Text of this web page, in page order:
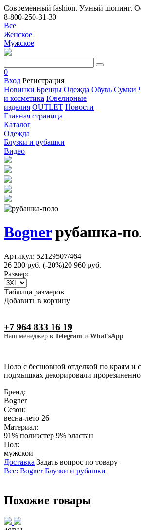
Современный fashion. Умный шопинг.
8-800-250-31-30
Все
Женское
Мужское
0
Вход Регистрация
Новинки Бренды Одежда Обувь Сумки
и косметика Ювелирные
изделия OUTLET Новости
Главная страница
Каталог
Одежда
Блузки и рубашки
Видео
Bognerрубашка-
Артикул: 52129507/464
26 200 руб. (-20%)20 960 руб.
Размер:
Таблица размеров
Добавить в корзину
+7 964 833 16 19
Наш менеджер в Telegram и What'sApp
Поло с бесшовной отделкой по краям и
подмышках декорировали
Бренд:
Bogner
Сезон:
весна-лето 26
Материал:
91% полиэстер 9% эластан
Пол:
мужской
Доставка Задать вопрос по товару
Все: Bogner Блузки и рубашки
Похожие товары